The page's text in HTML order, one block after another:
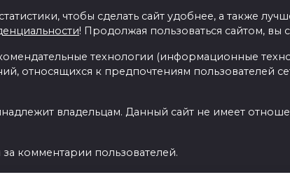
чтобы сделать сайт удобнее, а также
! Продолжая пользоваться сайтом, вы
технологии (информационные
относящихся к предпочтениям пользователей
владельцам. Данный сайт не имеет
комментарии пользователей.